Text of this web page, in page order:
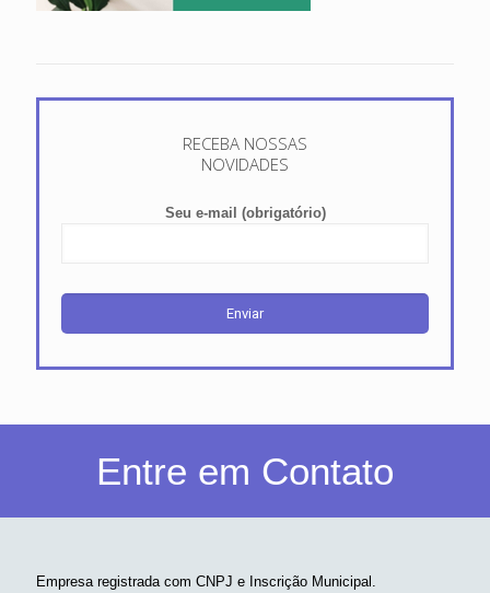
RECEBA NOSSAS
NOVIDADES
Seu e-mail (obrigatório)
Entre em Contato
Empresa registrada com CNPJ e Inscrição Municipal.